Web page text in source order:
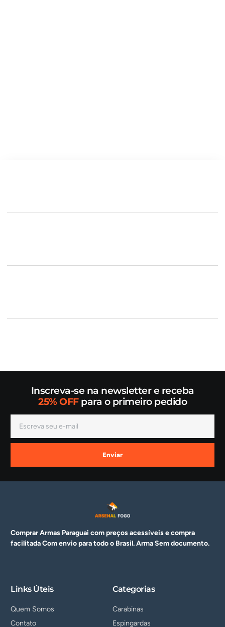
Inscreva-se na newsletter e receba
25% OFFpara o primeiro pedido
Enviar
Comprar Armas Paraguai com preços acessíveis e compra
facilitada Com envio para todo o Brasil. ArmaSem documento.
Links Úteis
Quem Somos
Contato
Categorias
Carabinas
Espingardas